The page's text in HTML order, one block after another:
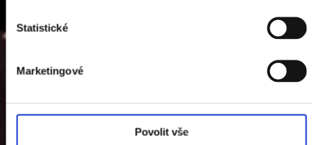
Statistické
Marketingové
Povolit vše